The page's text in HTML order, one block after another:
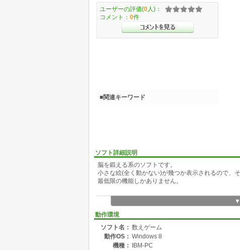
ソフト詳細説明
脳を鍛える系のソフトです。
小さな絵(全く動かない)が幾つか表示されるので、
最低限の機能しかありません。
動作環境
ソフト名： 数えゲーム
動作OS： Windows 8
機種：
IBM-PC
ユーザーの評価(0 人)：
コメント： 0件
■関連キーワード